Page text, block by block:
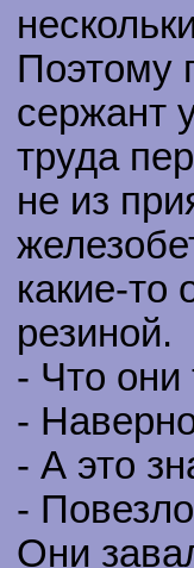
Поэтому
сержант
труда
не из
какие-то
резиной.
- Что
-
- А это
-
Они